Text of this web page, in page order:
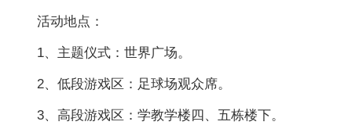
活动地点：
1、主题仪式：世界广场。
2、低段游戏区：足球场观众席。
3、高段游戏区：学教学楼四、五栋楼下。